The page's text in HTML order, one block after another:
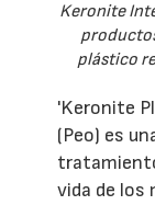
Keronite
plástico
'Keronite
(Peo) es
vida de los